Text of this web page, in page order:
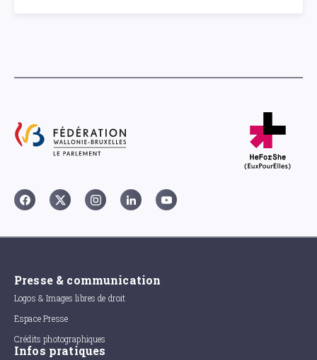
Presse & communication
Logos & Images libres de droit
Espace Presse
Crédits photographiques
Infos pratiques